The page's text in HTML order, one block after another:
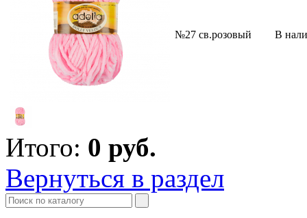
№27 св.розовый В
Итого: 0 руб.
Вернуться в раздел